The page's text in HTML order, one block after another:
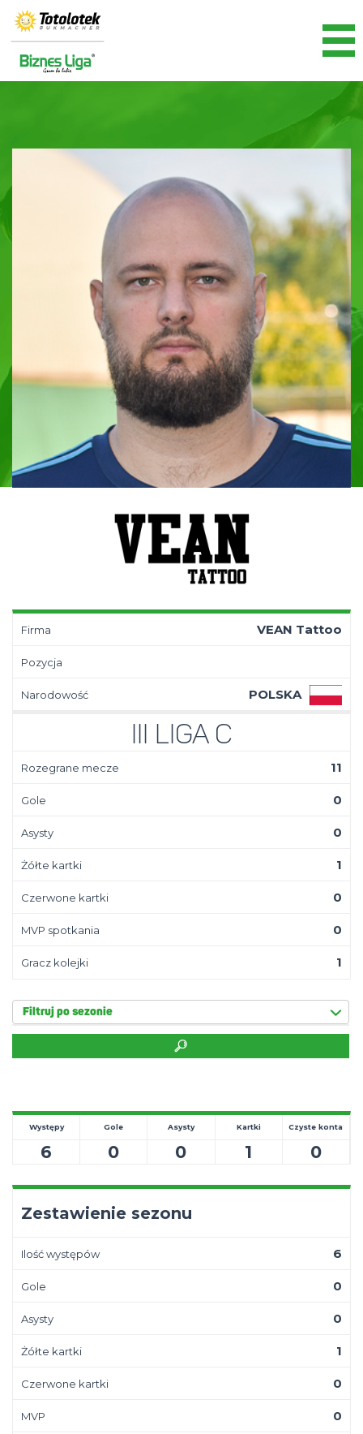
Firma VEAN Tattoo
Pozycja
Narodowość POLSKA
III Liga C
Rozegrane mecze 11
Gole 0
Asysty 0
Żółte kartki 1
Czerwone kartki 0
MVP spotkania 0
Gracz kolejki 1
Filtruj po sezonie
Występy
6
Gole
0
Asysty
0
Kartki
1
Czyste konta
0
Zestawienie sezonu
Ilość występów 6
Gole 0
Asysty 0
Żółte kartki 1
Czerwone kartki 0
MVP 0